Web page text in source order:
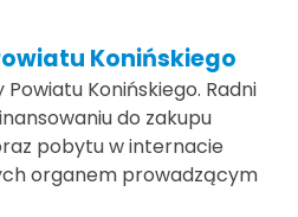
Konińskiego
Powiatu Konińskiego. Radni
do zakupu
pobytu w internacie
organem prowadzącym